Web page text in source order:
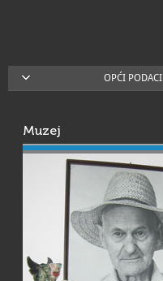
OPĆI PODACI
Muzej